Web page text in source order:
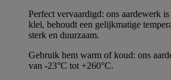
Perfect vervaardigd: ons aardewerk
klei, behoudt een gelijkmatige
sterk en duurzaam.
Gebruik hem warm of koud: ons
van -23°C tot +260°C.